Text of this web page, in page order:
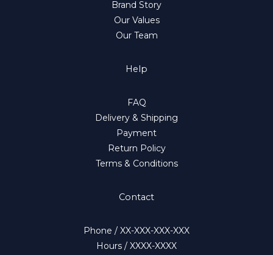
Brand Story
Our Values
Our Team
Help
FAQ
Delivery & Shipping
Payment
Return Policy
Terms & Conditions
Contact
Phone / XX-XXX-XXX-XXX
Hours / XXXX-XXXX